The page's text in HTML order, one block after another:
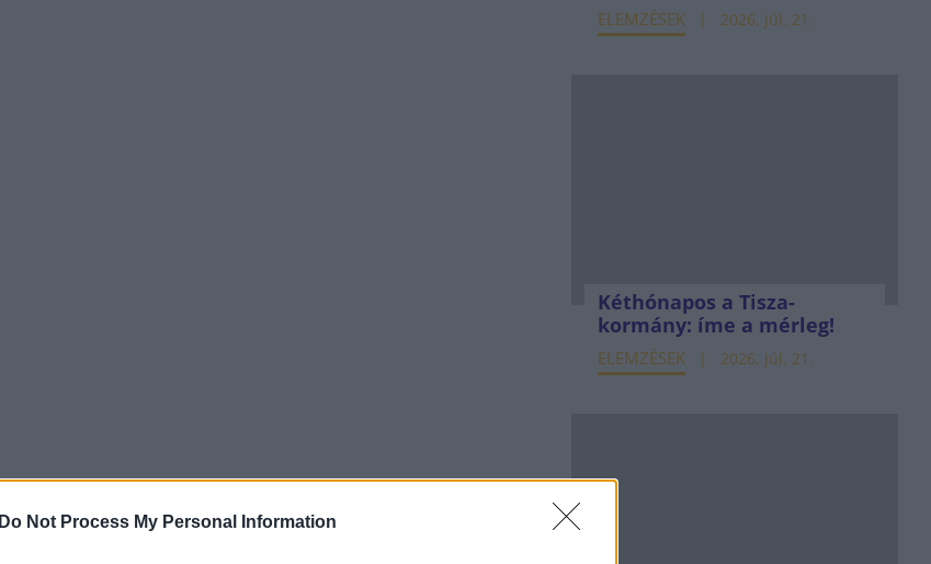
Do Not Process My Personal Information
ELEMZÉSEK 2026. júl. 21.
Kéthónapos a Tisza-
kormány: íme a mérleg!
ELEMZÉSEK 2026. júl. 21.